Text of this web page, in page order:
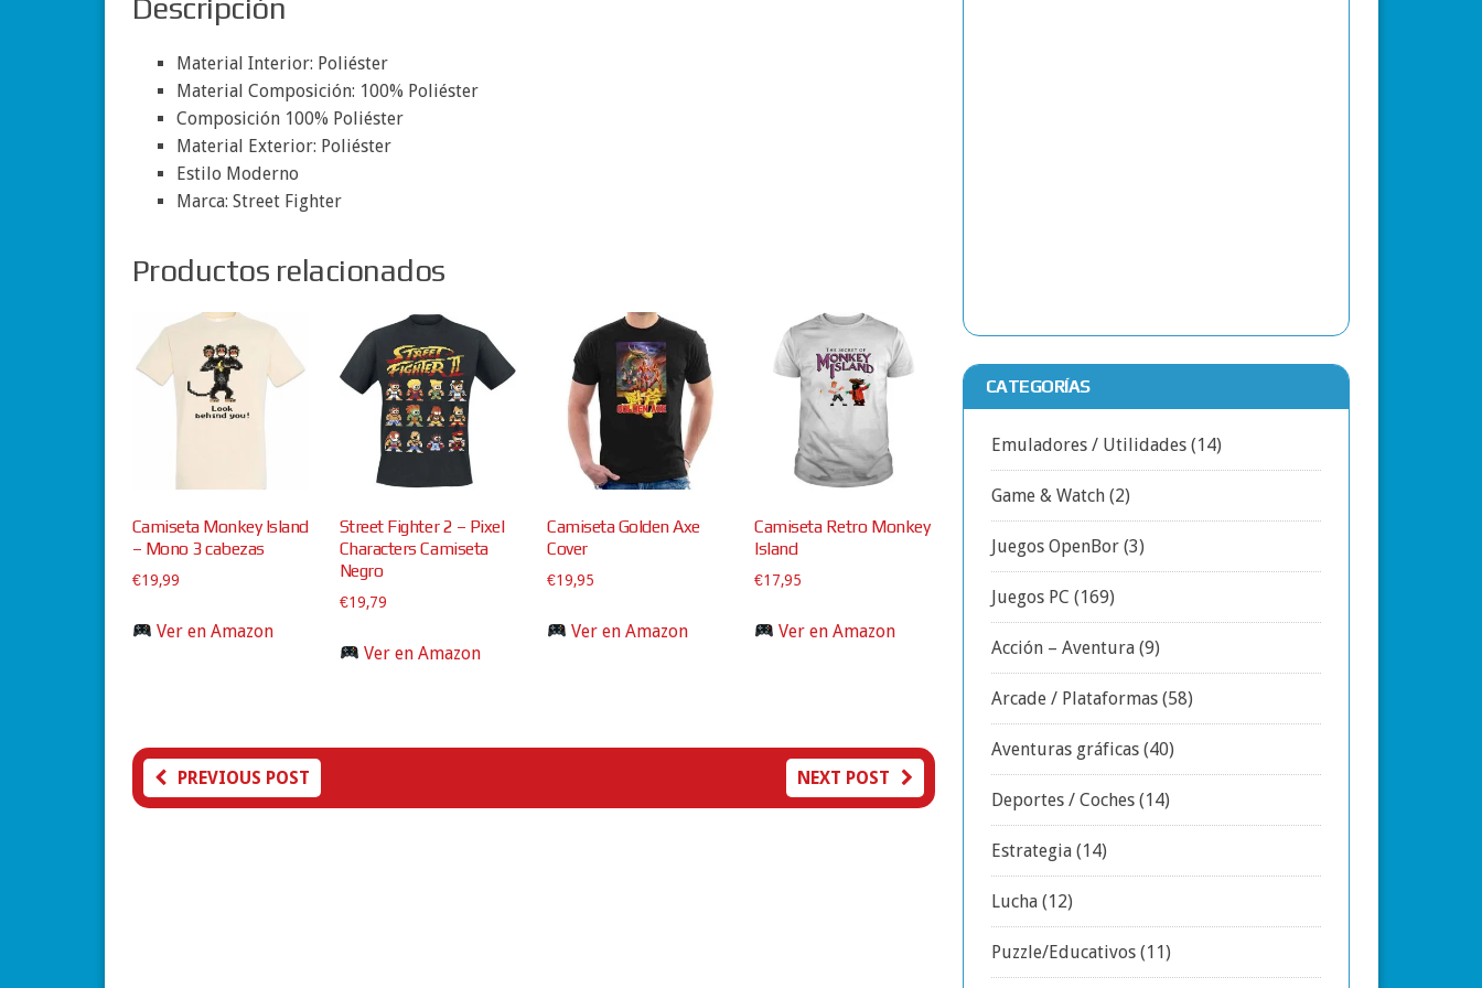
Descripción
Material Interior: Poliéster
Material Composición: 100% Poliéster
Composición 100% Poliéster
Material Exterior: Poliéster
Estilo Moderno
Marca: Street Fighter
Productos relacionados
Camiseta Monkey Island
– Mono 3 cabezas
€19,99
Ver en Amazon
Street Fighter 2 – Pixel
Characters Camiseta
Negro
€19,79
Ver en Amazon
Camiseta Golden Axe
Cover
€19,95
Ver en Amazon
Camiseta Retro Monkey
Island
€17,95
Ver en Amazon
PREVIOUS POST NEXT POST
CATEGORÍAS
Emuladores / Utilidades(14)
Game & Watch(2)
Juegos OpenBor(3)
Juegos PC (169)
Acción – Aventura(9)
Arcade / Plataformas(58)
Aventuras gráficas(40)
Deportes / Coches(14)
Estrategia(14)
Lucha(12)
Puzzle/Educativos(11)